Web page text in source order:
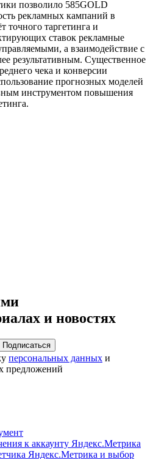
позволило 585GOLD
рекламных кампаний в
точного таргетинга и
ставок рекламные
а взаимодействие с
результативным. Существенное
чека и конверсии
прогнозных моделей
инструментом повышения
и новостях
Подписаться
персональных данных и
предложений
к аккаунту Яндекс.Метрика
Яндекс.Метрика и выбор